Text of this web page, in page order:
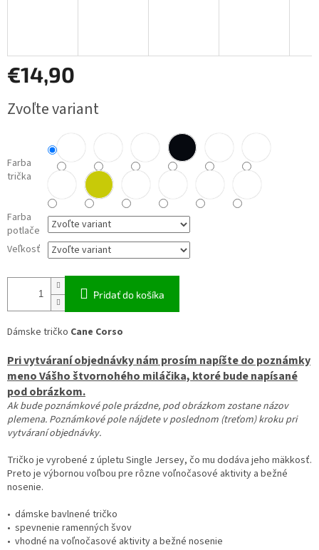
€14,90
cena:
Zvoľte variant
Farba
trička
Farba
potlače
Veľkosť
Pridať do košíka
Dámske tričko Cane Corso
Pri vytváraní objednávky nám prosím napíšte do poznámky
meno Vášho štvornohého miláčika, ktoré bude napísané
pod obrázkom.
Ak bude poznámkové pole prázdne, pod obrázkom zostane názov
plemena. Poznámkové pole nájdete v poslednom (treťom) kroku pri
vytváraní objednávky.
Tričko je vyrobené z úpletu Single Jersey, čo mu dodáva jeho mäkkosť.
Preto je výbornou voľbou pre rôzne voľnočasové aktivity a bežné
nosenie.
• dámske bavlnené tričko
• spevnenie ramenných švov
• vhodné na voľnočasové aktivity a bežné nosenie